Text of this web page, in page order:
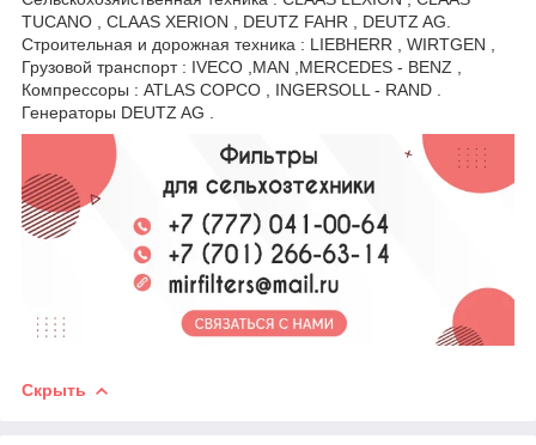
TUCANO , CLAAS XERION , DEUTZ FAHR , DEUTZ AG.
Строительная и дорожная техника : LIEBHERR , WIRTGEN ,
Грузовой транспорт : IVECO ,MAN ,MERCEDES - BENZ ,
Компрессоры : ATLAS COPCO , INGERSOLL - RAND .
Генераторы DEUTZ AG .
Скрыть